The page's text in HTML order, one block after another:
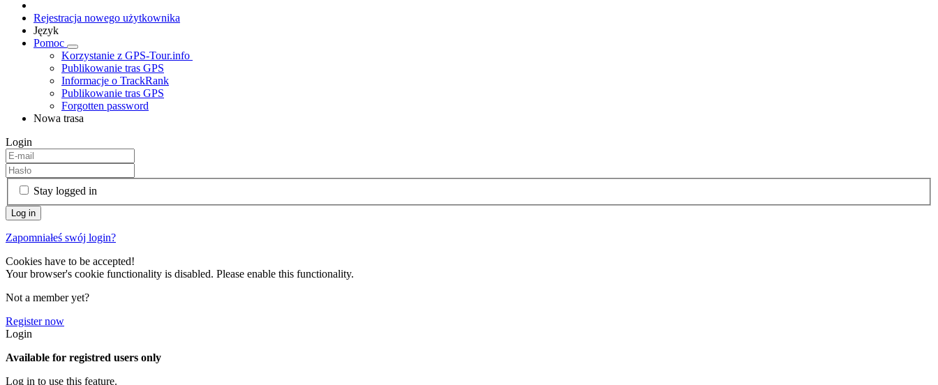
Rejestracja nowego użytkownika
Język
Pomoc
Korzystanie z GPS-Tour.info
Publikowanie tras GPS
Informacje o TrackRank
Publikowanie tras GPS
Forgotten password
Nowa trasa
Login
Stay logged in
Zapomniałeś swój login?
Cookies have to be accepted!
Your browser's cookie functionality is disabled. Please enable this functionality.
Not a member yet?
Register now
Login
Available for registred users only
Log in to use this feature.